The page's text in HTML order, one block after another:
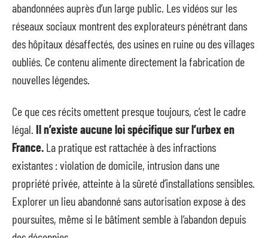
abandonnées auprès d’un large public. Les vidéos sur les
réseaux sociaux montrent des explorateurs pénétrant dans
des hôpitaux désaffectés, des usines en ruine ou des villages
oubliés. Ce contenu alimente directement la fabrication de
nouvelles légendes.
Ce que ces récits omettent presque toujours, c’est le cadre
légal. Il n’existe aucune loi spécifique sur l’urbex en
France. La pratique est rattachée à des infractions
existantes : violation de domicile, intrusion dans une
propriété privée, atteinte à la sûreté d’installations sensibles.
Explorer un lieu abandonné sans autorisation expose à des
poursuites, même si le bâtiment semble à l’abandon depuis